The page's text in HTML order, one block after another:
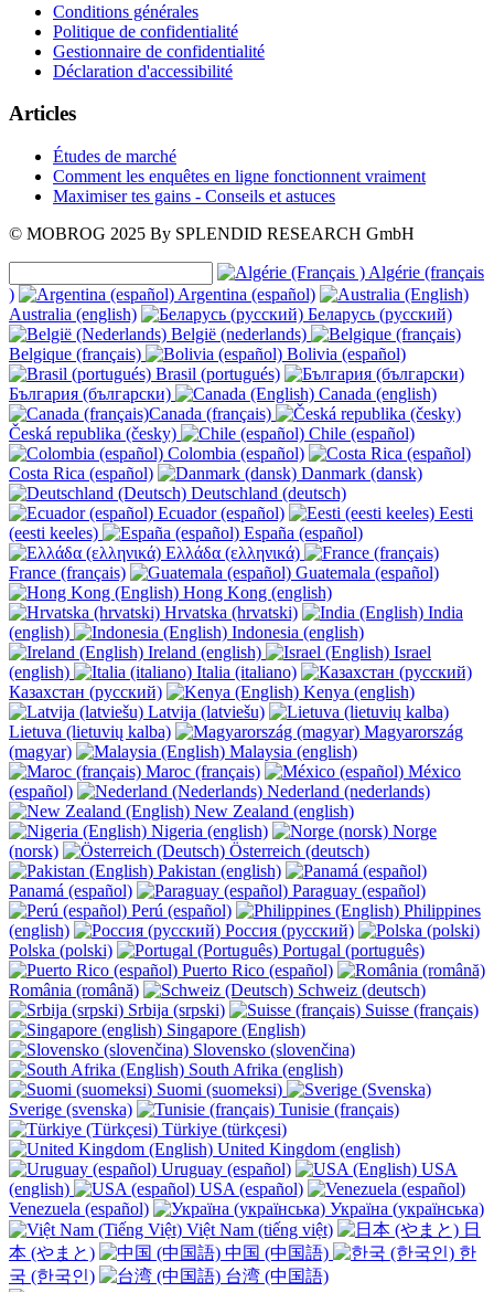
Conditions générales
Politique de confidentialité
Gestionnaire de confidentialité
Déclaration d'accessibilité
Articles
Études de marché
Comment les enquêtes en ligne fonctionnent vraiment
Maximiser tes gains - Conseils et astuces
© MOBROG 2025 By SPLENDID RESEARCH GmbH
Algérie (français
)
Argentina (español)
Australia (english)
Беларусь (русский)
België (nederlands)
Belgique (français)
Bolivia (español)
Brasil (portugués)
България (български)
Canada (english)
Canada (français)
Česká republika (česky)
Chile (español)
Colombia (español)
Costa Rica (español)
Danmark (dansk)
Deutschland (deutsch)
Ecuador (español)
Eesti
(eesti keeles)
España (español)
Ελλάδα (ελληνικά)
France (français)
Guatemala (español)
Hong Kong (english)
Hrvatska (hrvatski)
India
(english)
Indonesia (english)
Ireland (english)
Israel
(english)
Italia (italiano)
Казахстан (русский)
Kenya (english)
Latvija (latviešu)
Lietuva (lietuvių kalba)
Magyarország
(magyar)
Malaysia (english)
Maroc (français)
México
(español)
Nederland (nederlands)
New Zealand (english)
Nigeria (english)
Norge
(norsk)
Österreich (deutsch)
Pakistan (english)
Panamá (español)
Paraguay (español)
Perú (español)
Philippines
(english)
Россия (русский)
Polska (polski)
Portugal (português)
Puerto Rico (español)
România (română)
Schweiz (deutsch)
Srbija (srpski)
Suisse (français)
Singapore (English)
Slovensko (slovenčina)
South Afrika (english)
Suomi (suomeksi)
Sverige (svenska)
Tunisie (français)
Türkiye (türkçesi)
United Kingdom (english)
Uruguay (español)
USA
(english)
USA (español)
Venezuela (español)
Україна (українська)
Việt Nam (tiếng việt)
日
本 (やまと)
中国 (中国語)
한
국 (한국인)
台湾 (中国語)